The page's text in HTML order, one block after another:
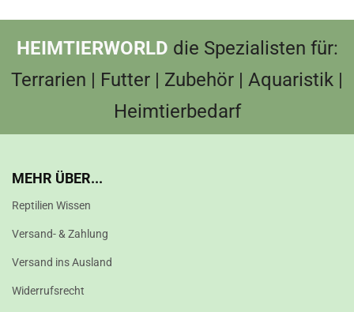
HEIMTIERWORLD die Spezialisten für:
Terrarien | Futter | Zubehör | Aquaristik |
Heimtierbedarf
MEHR ÜBER...
Reptilien Wissen
Versand- & Zahlung
Versand ins Ausland
Widerrufsrecht